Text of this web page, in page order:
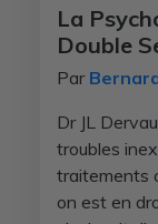
La
Double
Par
Dr JL
troubles
traitements
on est en